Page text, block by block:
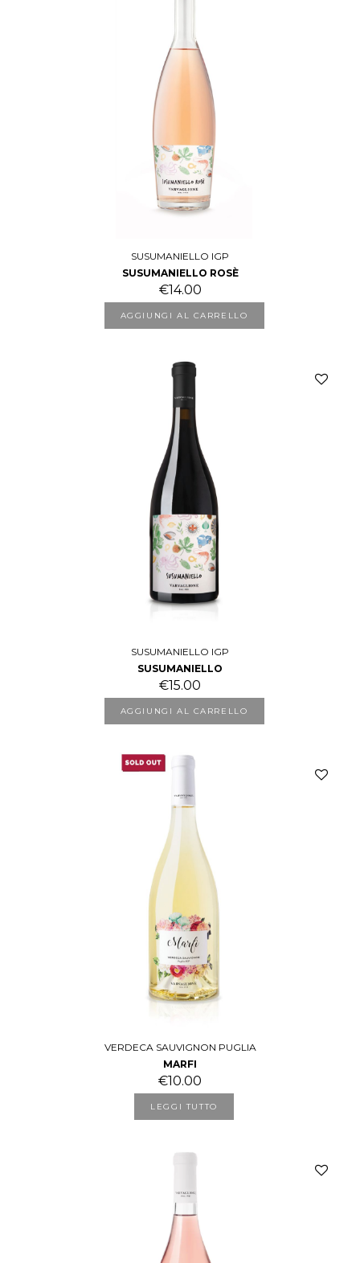
SUSUMANIELLO IGP
SUSUMANIELLO ROSÈ
€14.00
AGGIUNGI AL CARRELLO
SUSUMANIELLO IGP
SUSUMANIELLO
€15.00
AGGIUNGI AL CARRELLO
VERDECA SAUVIGNON PUGLIA
MARFI
€10.00
LEGGI TUTTO